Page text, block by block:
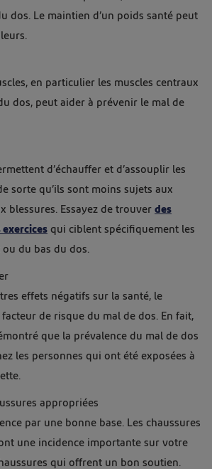
dos. Le maintien d’un poids santé peut
en particulier les muscles centraux
dos, peut aider à prévenir le mal de
d’échauffer et d’assouplir les
sorte qu’ils sont moins sujets aux
blessures. Essayez de trouver des
qui ciblent spécifiquement les
du bas du dos.
effets négatifs sur la santé, le
de risque du mal de dos. En fait,
que la prévalence du mal de dos
les personnes qui ont été exposées à
appropriées
par une bonne base. Les chaussures
une incidence importante sur votre
qui offrent un bon soutien.